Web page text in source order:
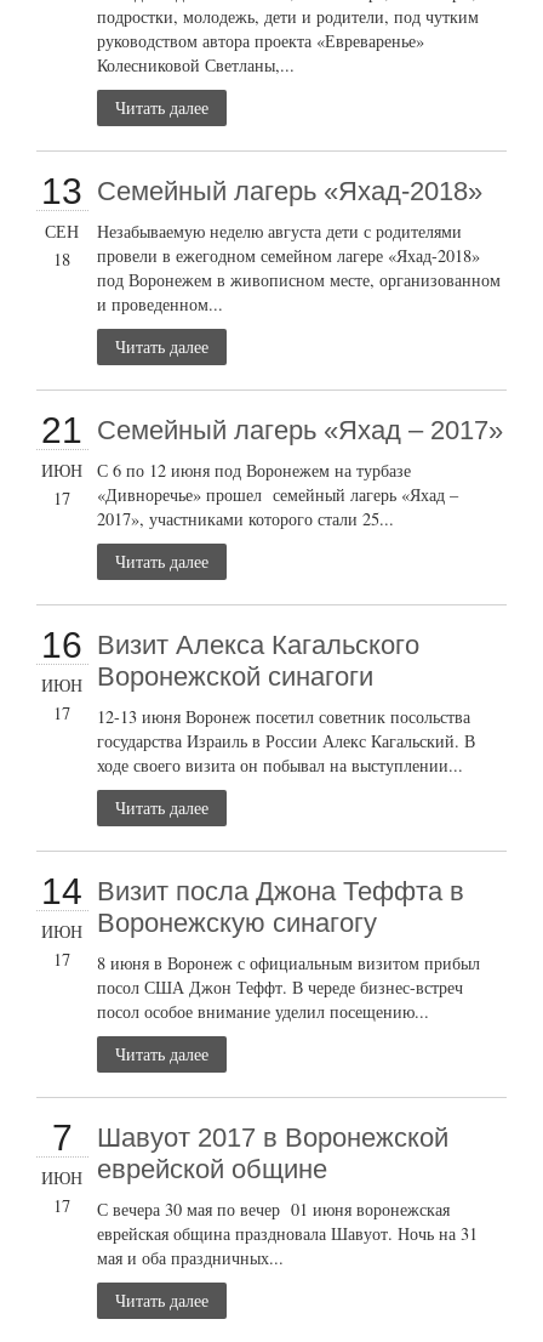
подростки, молодежь, дети и родители, под чутким
руководством автора проекта «Евреваренье»
Колесниковой Светланы,...
Читать далее
13
СЕН
18
Семейный лагерь «Яхад-2018»
Незабываемую неделю августа дети с родителями
провели в ежегодном семейном лагере «Яхад-2018»
под Воронежем в живописном месте, организованном
и проведенном...
Читать далее
21
ИЮН
17
Семейный лагерь «Яхад – 2017»
С 6 по 12 июня под Воронежем на турбазе
«Дивноречье» прошел семейный лагерь «Яхад –
2017», участниками которого стали 25...
Читать далее
16
ИЮН
17
Визит Алекса Кагальского
Воронежской синагоги
12-13 июня Воронеж посетил советник посольства
государства Израиль в России Алекс Кагальский. В
ходе своего визита он побывал на выступлении...
Читать далее
14
ИЮН
17
Визит посла Джона Теффта в
Воронежскую синагогу
8 июня в Воронеж с официальным визитом прибыл
посол США Джон Теффт. В череде бизнес-встреч
посол особое внимание уделил посещению...
Читать далее
7
ИЮН
17
Шавуот 2017 в Воронежской
еврейской общине
С вечера 30 мая по вечер 01 июня воронежская
еврейская община праздновала Шавуот. Ночь на 31
мая и оба праздничных...
Читать далее